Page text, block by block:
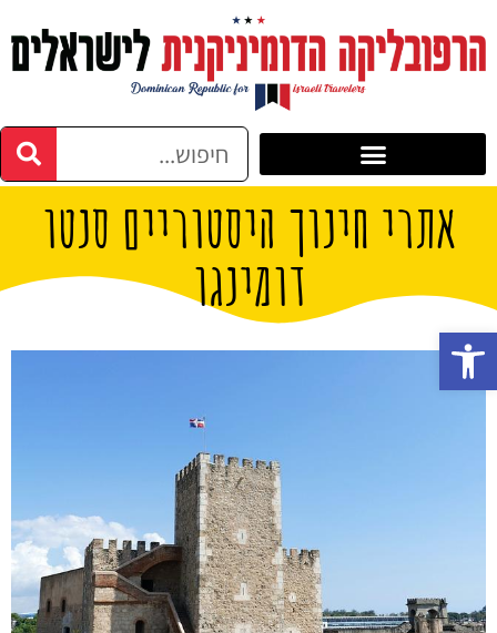
אתרי חינוך היסטוריים סנטו
דומינגו
פתח סרגל נגישות